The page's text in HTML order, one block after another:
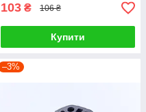
103 ₴ 106 ₴
Купити
–3%